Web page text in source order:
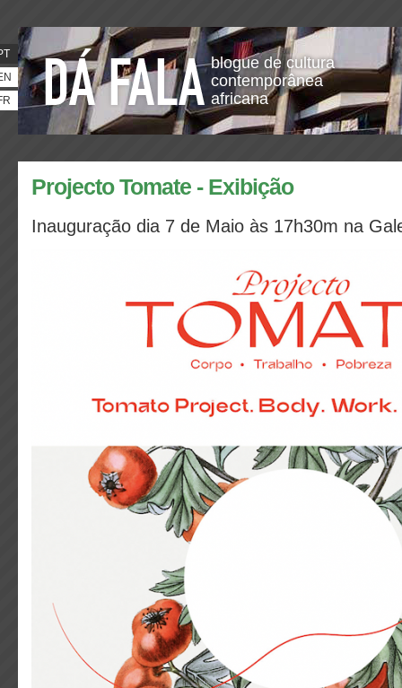
blogue de cultura
contemporânea
africana
Projecto Tomate - Exibição
Inauguração dia 7 de Maio às 17h30m na